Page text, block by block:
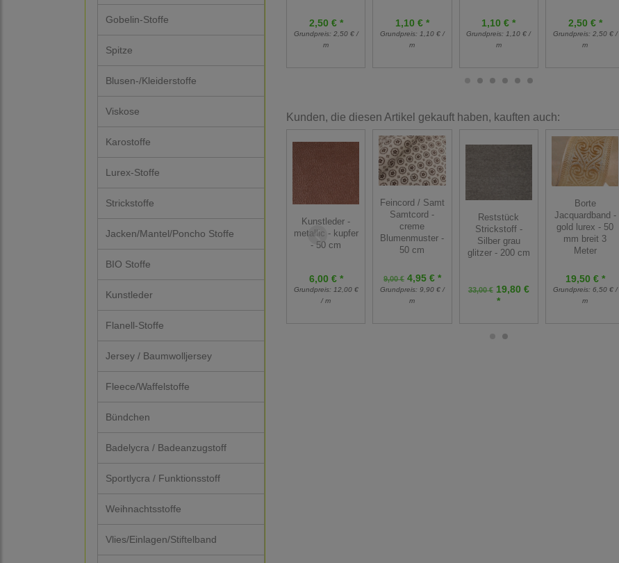
Gobelin-Stoffe
Spitze
Blusen-/Kleiderstoffe
Viskose
Karostoffe
Lurex-Stoffe
Strickstoffe
Jacken/Mantel/Poncho Stoffe
BIO Stoffe
Kunstleder
Flanell-Stoffe
Jersey / Baumwolljersey
Fleece/Waffelstoffe
Bündchen
Badelycra / Badeanzugstoff
Sportlycra / Funktionsstoff
Weihnachtsstoffe
Vlies/Einlagen/Stiftelband
2,50 € *
Grundpreis: 2,50 € /
m
1,10 € *
Grundpreis: 1,10 € /
m
1,10 € *
Grundpreis:1,10 € /
m
2,50 € *
Grundpreis: 2,50 € /
m
Kunden, die diesen Artikel gekauft haben, kauften auch:
Kunstleder -
metallic - kupfer
- 50 cm
6,00 € *
Grundpreis: 12,00 €
/ m
Feincord / Samt
Samtcord -
creme
Blumenmuster -
50 cm
9,00 €4,95 € *
Grundpreis: 9,90 € /
m
Reststück
Strickstoff -
Silber grau
glitzer - 200 cm
33,00 €19,80 €
*
Borte
Jacquardband -
gold lurex - 50
mm breit 3
Meter
19,50 € *
Grundpreis: 6,50 € /
m